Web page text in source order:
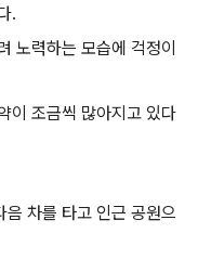
.
노력하는 모습에 걱정이
이 조금씩 많아지고 있다
차를 타고 인근 공원으